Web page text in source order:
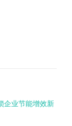
企业节能增效新